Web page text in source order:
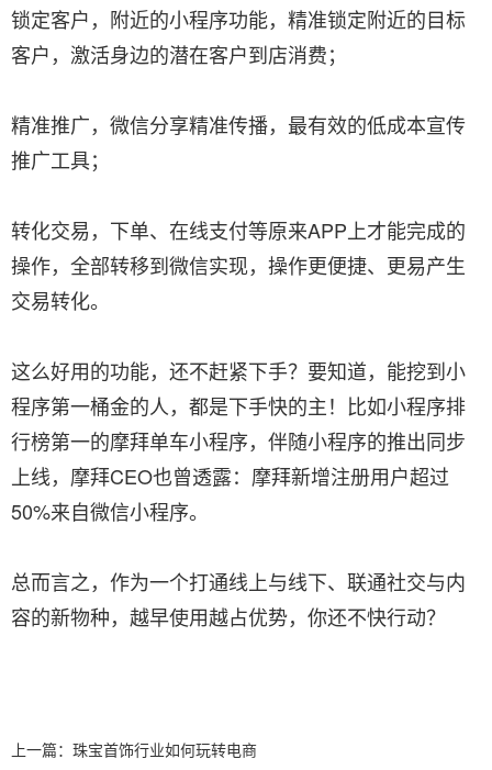
锁定客户，附近的小程序功能，精准锁定附近的目标
客户，激活身边的潜在客户到店消费；
精准推广，微信分享精准传播，最有效的低成本宣传
推广工具；
转化交易，下单、在线支付等原来APP上才能完成的
操作，全部转移到微信实现，操作更便捷、更易产生
交易转化。
这么好用的功能，还不赶紧下手？要知道，能挖到小
程序第一桶金的人，都是下手快的主！比如小程序排
行榜第一的摩拜单车小程序，伴随小程序的推出同步
上线，摩拜CEO也曾透露：摩拜新增注册用户超过
50%来自微信小程序。
总而言之，作为一个打通线上与线下、联通社交与内
容的新物种，越早使用越占优势，你还不快行动？
上一篇： 珠宝首饰行业如何玩转电商